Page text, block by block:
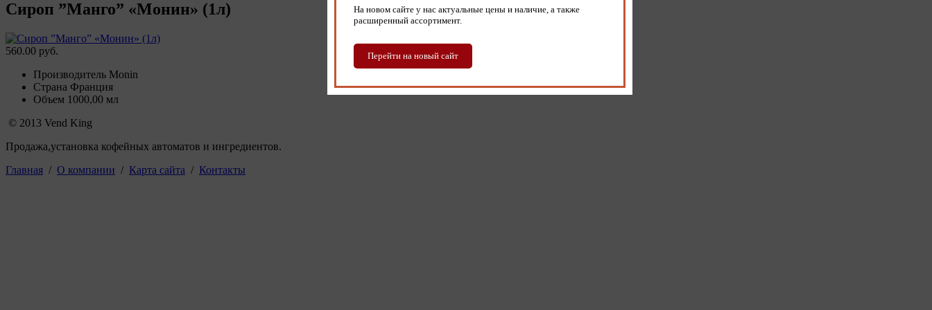
Сироп ”Манго” «Монин» (1л)
560.00 руб.
Производитель Monin
Страна Франция
Объем 1000,00 мл
© 2013 Vend King
Продажа,установка кофейных автоматов и ингредиентов.
Главная / О компании / Карта сайта / Контакты
На новом сайте у нас актуальные цены и наличие, а также
расширенный ассортимент.
Перейти на новый сайт